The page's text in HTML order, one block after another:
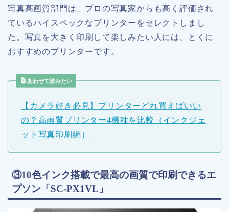
写真高画質部門は、プロの写真家からも高く評価され
ているハイスペックなプリンターをセレクトしまし
た。写真を大きく印刷して楽しみたい人には、とくに
おすすめのプリンターです。
あわせて読みたい
【カメラ好き必見】プリンターどれ買えばいい
の？高画質プリンター4機種を比較（インクジェ
ット写真印刷編）
③10色インク搭載で最高の画質で印刷できるエ
プソン「SC-PX1VL」